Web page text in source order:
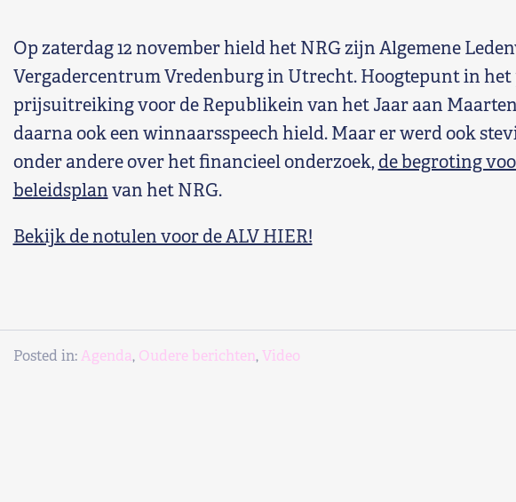
Op zaterdag 12 november hield het NRG zijn Algemene
Vergadercentrum Vredenburg in Utrecht. Hoogtepunt in het
prijsuitreiking voor de Republikein van het Jaar aan Maarten
daarna ook een winnaarsspeech hield. Maar er werd ook
onder andere over het financieel onderzoek, de begroting
beleidsplan van het NRG.
Bekijk de notulen voor de ALV HIER!
Posted in:Agenda, Oudere berichten,Video